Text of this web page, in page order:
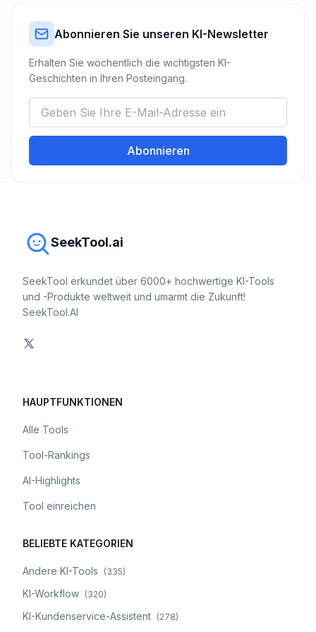
Abonnieren Sie unseren KI-Newsletter
Erhalten Sie wöchentlich die wichtigsten KI-
Geschichten in Ihren Posteingang.
Abonnieren
SeekTool.ai
SeekTool erkundet über 6000+ hochwertige KI-Tools
und -Produkte weltweit und umarmt die Zukunft!
SeekTool.AI
HAUPTFUNKTIONEN
Alle Tools
Tool-Rankings
AI-Highlights
Tool einreichen
BELIEBTE KATEGORIEN
Andere KI-Tools (335)
KI-Workflow (320)
KI-Kundenservice-Assistent (278)